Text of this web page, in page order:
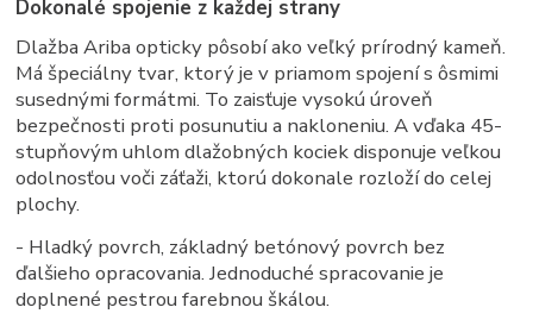
Dokonalé spojenie z každej strany
Dlažba Ariba opticky pôsobí ako veľký prírodný kameň.
Má špeciálny tvar, ktorý je v priamom spojení s ôsmimi
susednými formátmi. To zaisťuje vysokú úroveň
bezpečnosti proti posunutiu a nakloneniu. A vďaka 45-
stupňovým uhlom dlažobných kociek disponuje veľkou
odolnosťou voči záťaži, ktorú dokonale rozloží do celej
plochy.
- Hladký povrch, základný betónový povrch bez
ďalšieho opracovania. Jednoduché spracovanie je
doplnené pestrou farebnou škálou.